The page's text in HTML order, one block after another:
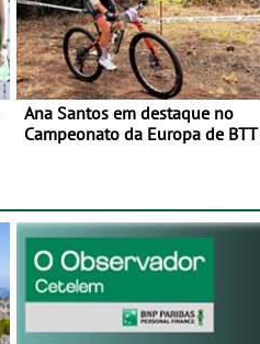
Ana Santos em destaque no
Campeonato da Europa de BTT